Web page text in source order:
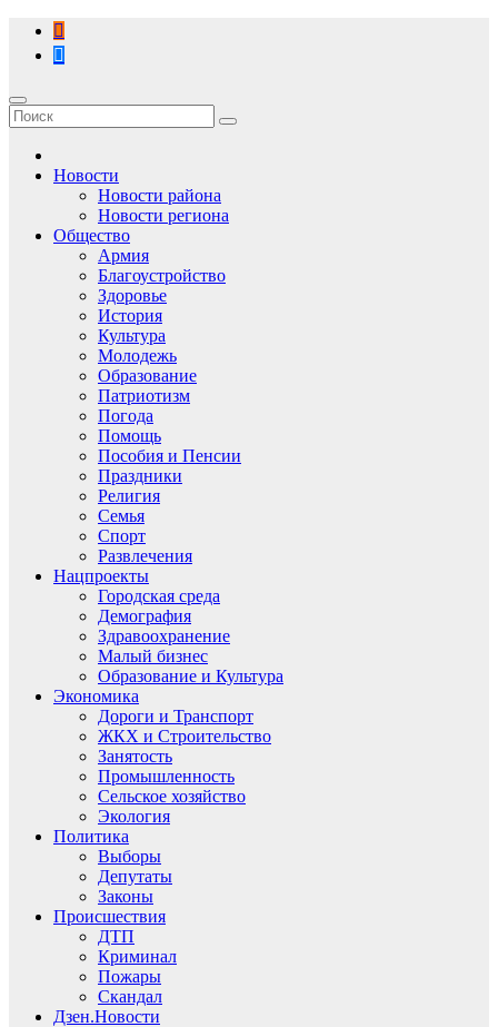
Перейти
содержимому
Новости
Новости района
Новости региона
Общество
Армия
Благоустройство
Здоровье
История
Культура
Молодежь
Образование
Патриотизм
Погода
Помощь
Пособия и Пенсии
Праздники
Религия
Семья
Спорт
Развлечения
Нацпроекты
Городская среда
Демография
Здравоохранение
Малый бизнес
Образование и Культура
Экономика
Дороги и Транспорт
ЖКХ и Строительство
Занятость
Промышленность
Сельское хозяйство
Экология
Политика
Выборы
Депутаты
Законы
Происшествия
ДТП
Криминал
Пожары
Скандал
Дзен.Новости